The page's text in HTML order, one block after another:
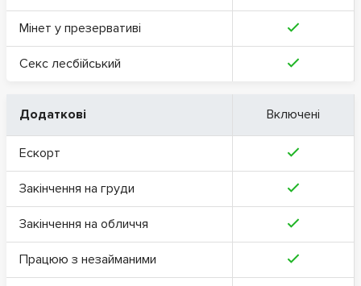
Мінет у презервативі
Секс лесбійський
Додаткові Включені
Ескорт
Закінчення на груди
Закінчення на обличчя
Працюю з незайманими